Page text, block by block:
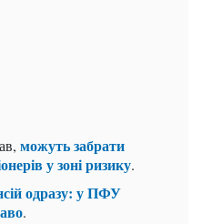
можуть забрати
у зоні ризику.
одразу: у ПФУ
.